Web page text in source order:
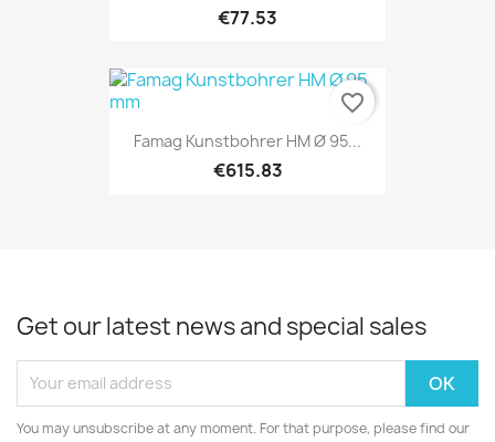
€77.53
Famag Kunstbohrer HM Ø 95...
€615.83
favorite_border
Get our latest news and special sales
You may unsubscribe at any moment. For that purpose, please find our